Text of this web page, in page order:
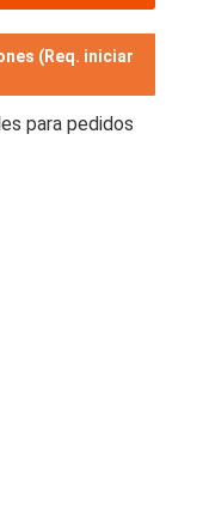
(Req. iniciar
para pedidos